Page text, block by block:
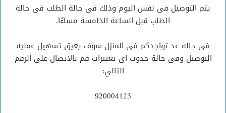
يتم التوصيل فى نفس اليوم وذلك فى حالة الطلب فى حالة
الطلب قبل الساعة الخامسة مساءًا.
فى حالة عد تواجدكم فى المنزل سوف يعيق تسهيل عملية
التوصيل وفى حالة حدوث اى تغييرات قم بالاتصال على الرقم
التالي:
920004123